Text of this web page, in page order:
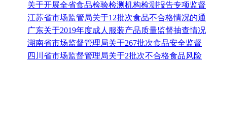
关于开展全省食品检验检测机构检测报告专项监督
江苏省市场监管局关于12批次食品不合格情况的通
广东关于2019年度成人服装产品质量监督抽查情况
湖南省市场监督管理局关于267批次食品安全监督
四川省市场监督管理局关于2批次不合格食品风险